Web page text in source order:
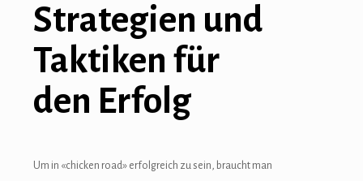
Strategien und
Taktiken für
den Erfolg
Um in «chicken road» erfolgreich zu sein, braucht man